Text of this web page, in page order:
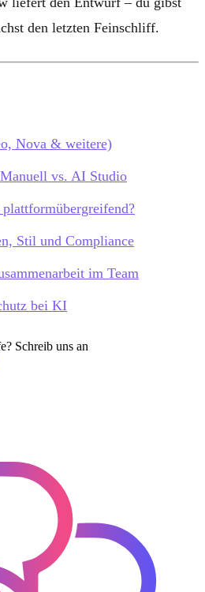
den letzten Feinschliff.
Nova & weitere)
vs. AI Studio
Stil und Compliance
im Team
bei KI
Schreib uns an